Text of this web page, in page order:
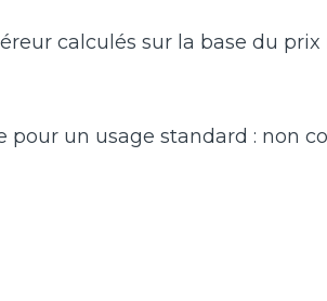
calculés sur la base du